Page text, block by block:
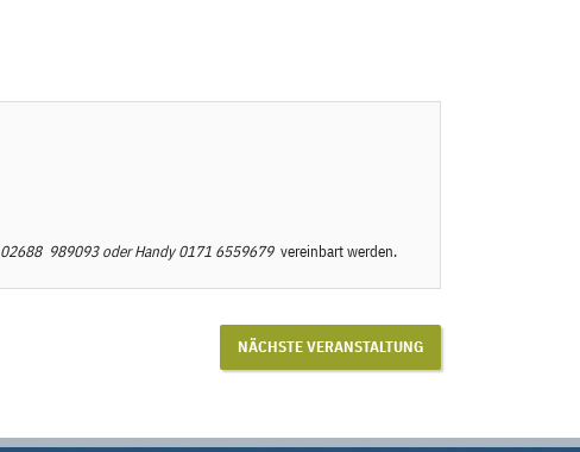
02688 989093oder Handy0171 6559679 vereinbart werden.
NÄCHSTE VERANSTALTUNG